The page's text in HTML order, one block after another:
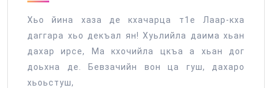
Хьо йина хаза де кхачарца т1е Лаар-кха
даггара хьо декъал ян! Хуьлийла даима хьан
дахар ирсе, Ма кхочийла цкъа а хьан дог
доьхна де. Бевзачийн вон ца гуш, дахаро
хьоьстуш,